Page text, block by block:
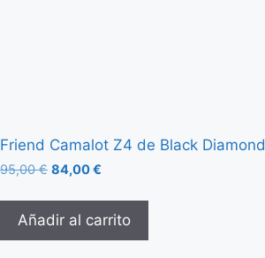
Friend Camalot Z4 de Black Diamond
95,00€ 84,00€
Añadir al carrito